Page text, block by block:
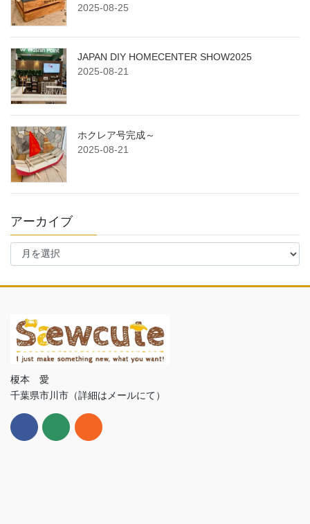
2025-08-25
JAPAN DIY HOMECENTER SHOW2025
2025-08-21
ホクレア号完成～
2025-08-21
アーカイブ
ア
イ
榎本 愛
千葉県市川市（詳細はメールにて）